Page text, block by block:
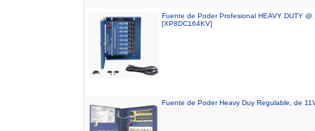
Fuente de Poder Profesional HEAVY DUTY
[XP8DC164KV]
Fuente de Poder Heavy Duy Regulable, de